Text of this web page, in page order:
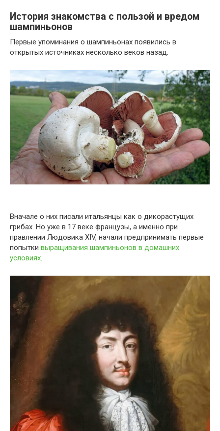
История знакомства с пользой и вредом
шампиньонов
Первые упоминания о шампиньонах появились в
открытых источниках несколько веков назад.
Вначале о них писали итальянцы как о дикорастущих
грибах. Но уже в 17 веке французы, а именно при
правлении Людовика XIV, начали предпринимать первые
попытки выращивания шампиньонов в домашних
условиях.